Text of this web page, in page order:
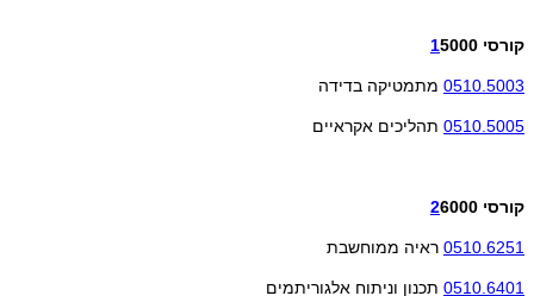
קורסי 15000
0510.5003 מתמטיקה בדידה
0510.5005 תהליכים אקראיים
קורסי 26000
0510.6251 ראיה ממוחשבת
0510.6401 תכנון וניתוח אלגוריתמים